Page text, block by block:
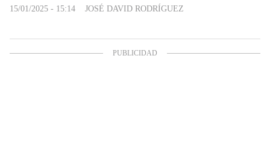
15/01/2025 - 15:14 JOSÉ DAVID RODRÍGUEZ